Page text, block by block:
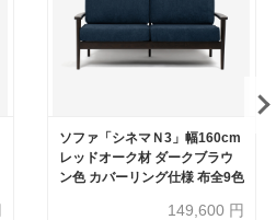
ソファ「シネマＮ3」幅160cm
レッドオーク材 ダークブラウ
ン色 カバーリング仕様 布全9色
149,600 円